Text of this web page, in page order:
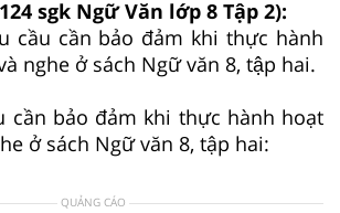
sgk Ngữ Văn lớp 8 Tập 2):
cầu cần bảo đảm khi thực hành
nghe ở sách Ngữ văn 8, tập hai.
cần bảo đảm khi thực hành hoạt
ở sách Ngữ văn 8, tập hai:
QUẢNG CÁO